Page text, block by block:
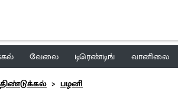
வேலை டிரெண்டிங் வானிலை
திண்டுக்கல் பழனி